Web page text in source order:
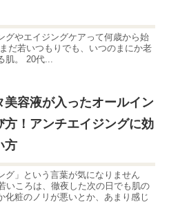
グやエイジングケアって何歳から始
だ若いつもりでも、いつのまにか老
肌。 20代...
美容液が入ったオールイン
方！アンチエイジングに効
方
グ」という言葉が気になりません
いころは、徹夜した次の日でも肌の
化粧のノリが悪いとか、あまり感じ